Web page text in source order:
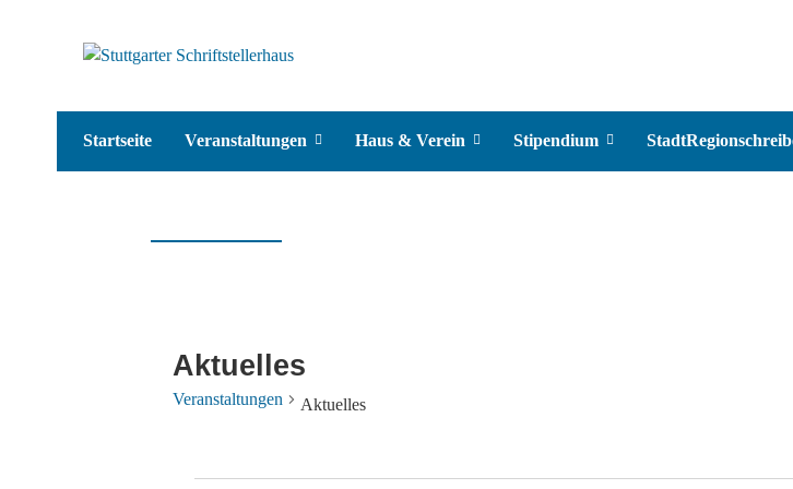
Startseite Veranstaltungen Haus & Verein Stipendium
Aktuelles
Veranstaltungen Aktuelles